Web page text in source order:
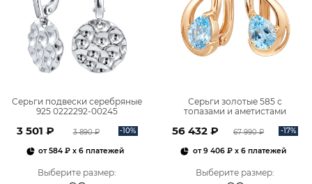
Серьги подвески серебряные
925 0222292-00245
3 501 ₽ 3 890 ₽ -10%
от584 ₽ x 6 платежей
Выберите размер:
Серьги золотые 585 с
топазами и аметистами
56 432 ₽ 67 990 ₽ -17%
от9 406 ₽x 6 платежей
Выберите размер: